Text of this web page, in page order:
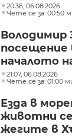
20:36, 06.08.2026
Чете се за: 00:50
Володимир
посещение
началото
21:07, 06.08.2026
Чете се за: 01:00
Езда в
животни
жегите в